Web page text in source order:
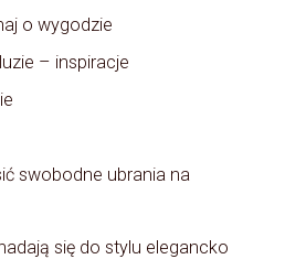
o wygodzie
– inspiracje
swobodne ubrania na
się do stylu elegancko